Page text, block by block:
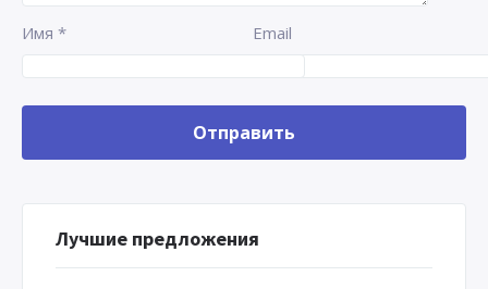
Имя * Email
Лучшие предложения